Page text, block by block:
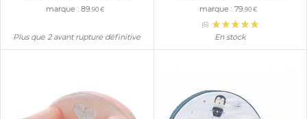
marque :89,90 €
Plus que 2 avant rupture définitive
marque :79,90 €
(6)
En stock